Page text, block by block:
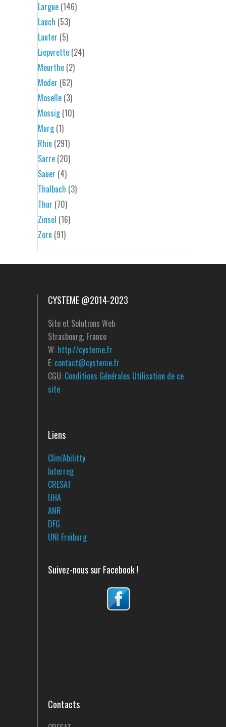
Largue (146)
Lauch (53)
Lauter (5)
Liepvrette (24)
Meurthe (2)
Moder (62)
Moselle (3)
Mossig(10)
Murg(1)
Rhin (291)
Sarre (20)
Sauer (4)
Thalbach (3)
Thur (70)
Zinsel (16)
Zorn (91)
CYSTEME @2014-2023
Site et Solutions Web
Strasbourg, France
W: http://cysteme.fr
E: contact@cysteme.fr
CGU: Conditions Générales Utilisation de ce
site
Liens
Clim'Abilitty
Interreg
CRESAT
UHA
ANR
DFG
UNI Freiburg
Suivez-nous sur Facebook !
Contacts